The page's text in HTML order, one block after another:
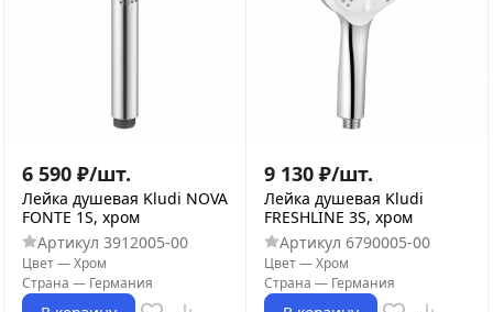
6 590 ₽/шт.
Лейка душевая Kludi NOVA
FONTE 1S, хром
Артикул 3912005-00
Цвет—Хром
Страна — Германия
9 130 ₽/шт.
Лейка душевая Kludi
FRESHLINE 3S, хром
Артикул 6790005-00
Цвет—Хром
Страна — Германия